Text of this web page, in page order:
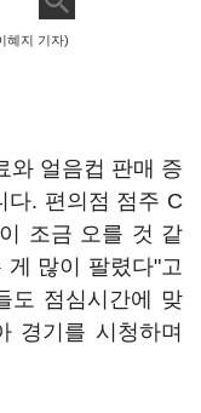
혜지 기자)
와 얼음컵 판매 증
다. 편의점 점주 C
조금 오를 것 같
게 많이 팔렸다"고
도 점심시간에 맞
경기를 시청하며